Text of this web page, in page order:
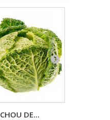
CHOU DE...